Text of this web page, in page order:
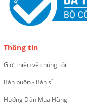
Thông tin
Giới thiệu về chúng tôi
Bán buôn - Bán sỉ
Hướng Dẫn Mua Hàng